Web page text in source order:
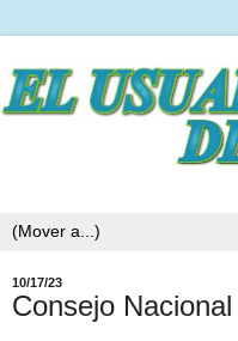
10/17/23
Consejo